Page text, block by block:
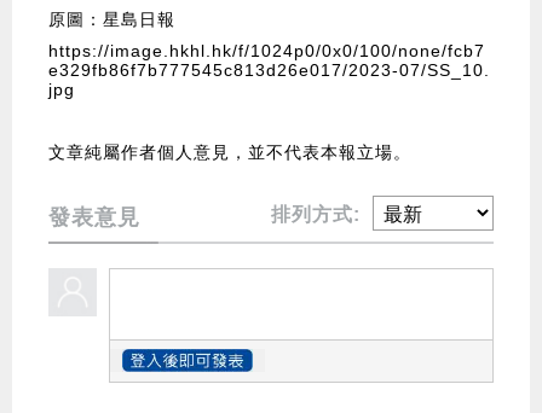
原圖：星島日報
https://image.hkhl.hk/f/1024p0/0x0/100/none/fcb7
e329fb86f7b777545c813d26e017/2023-07/SS_10.
jpg
文章純屬作者個人意見，並不代表本報立場。
發表意見 排列方式: